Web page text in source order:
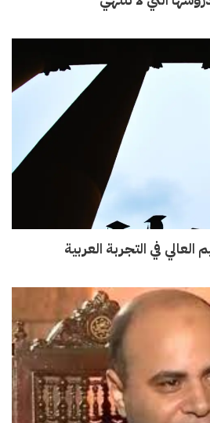
العالي في التجربة العربية